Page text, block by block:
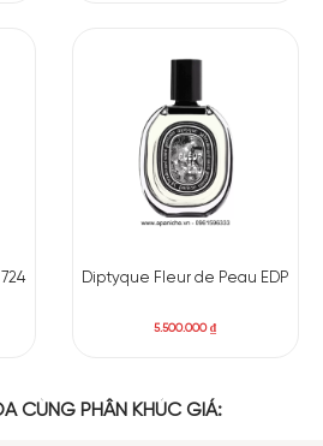
ô liu.
xạ hương.
sồi.
Diptyque Fleur de Peau EDP
5.500.000₫
CÙNG PHÂN KHÚC GIÁ: